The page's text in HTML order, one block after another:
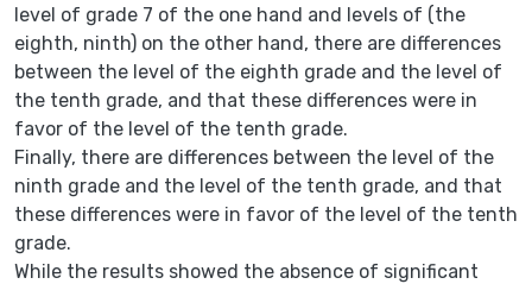
level of grade 7 of the one hand and levels of (the
eighth, ninth) on the other hand, there are differences
between the level of the eighth grade and the level of
the tenth grade, and that these differences were in
favor of the level of the tenth grade.
Finally, there are differences between the level of the
ninth grade and the level of the tenth grade, and that
these differences were in favor of the level of the tenth
grade.
While the results showed the absence of significant